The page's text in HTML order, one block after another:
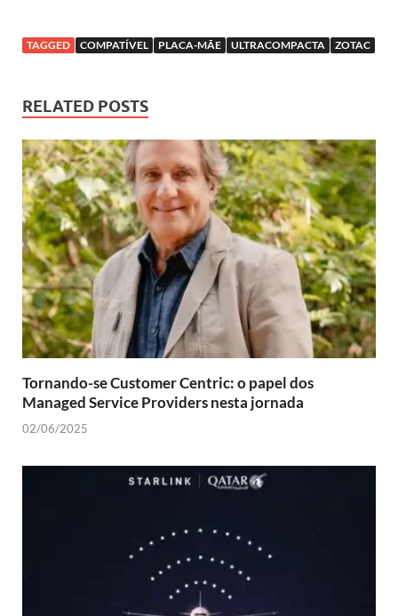
TAGGED COMPATÍVEL PLACA-MÃE ULTRACOMPACTA ZOTAC
RELATED POSTS
Tornando-se Customer Centric: o papel dos
Managed Service Providers nesta jornada
02/06/2025